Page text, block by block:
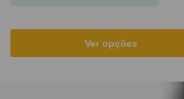
Ver opções